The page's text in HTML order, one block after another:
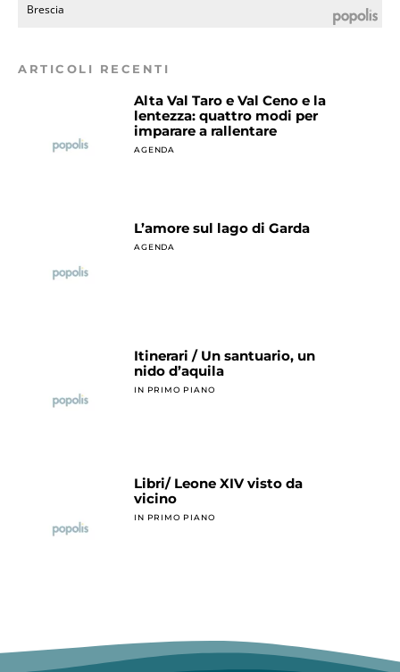
Brescia
ARTICOLI RECENTI
Alta Val Taro e Val Ceno e la
lentezza: quattro modi per
imparare a rallentare
AGENDA
L’amore sul lago di Garda
AGENDA
Itinerari / Un santuario, un
nido d’aquila
IN PRIMO PIANO
Libri/ Leone XIV visto da
vicino
IN PRIMO PIANO